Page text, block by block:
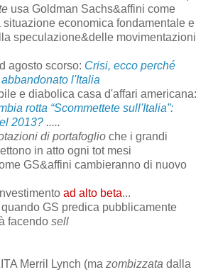
usa Goldman Sachs&affini come
economica fondamentale e
speculazione&delle movimentazioni
agosto scorso: Crisi, ecco perché
l'Italia
e diabolica casa d'affari americana:
rotta “Scommettete sull'Italia”:
2013? .....
di portafoglio che i grandi
in atto ogni tot mesi
GS&affini cambieranno di nuovo
ad alto beta...
GS predica pubblicamente
facendo sell
Merril Lynch (ma zombizzata dalla